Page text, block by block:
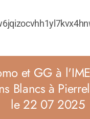
et GG à
Blancs à
le 22 07 2025